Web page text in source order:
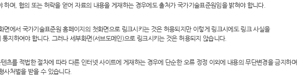
하며, 협의 또는 허락을 얻어 자료의 내용을 게재하는 경우에도 출처가 국가기술표준원임을 밝혀야 합니다.
면에서 국가기술표준원 홈페이지의 첫화면으로 링크시키는 것은 허용되지만 이렇게 링크시에도 링크 사실을
지하여야 합니다. 그러나 세부화면(서브도메인)으로 링크시키는 것은 허용되지 않습니다.
츠를 적법한 절차에 따라 다른 인터넷 사이트에 게재하는 경우에 단순한 오류 정정 이외에 내용의 무단변경을 금지하며,
사처벌을 받을 수 있습니다.